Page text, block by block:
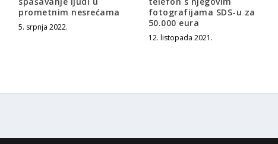
prometnim nesrećama
5. srpnja 2022.
fotografijama SDS-u za
50.000 eura
12. listopada 2021.